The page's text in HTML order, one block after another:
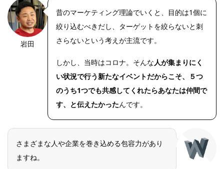
https://riseph
岩田
昔のマーケティング理論でいくと、目的は1個に
絞り込むべきだし、ターゲットを絞らないと刺
さらないという考えが主流です。
しかし、当時はコロナ。そんな人が集まりにく
い状況で行う新たなイベントだからこそ、５つ
のうち1つでも共感してくれたらあなたは仲間で
す、と伝えたかったんです。
さまざまな人や企業を巻き込める包容力があり
ますね。